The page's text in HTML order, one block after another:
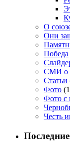
О
Они
Победа
СМИ о
Статьи
Фото
Фото с
Честь